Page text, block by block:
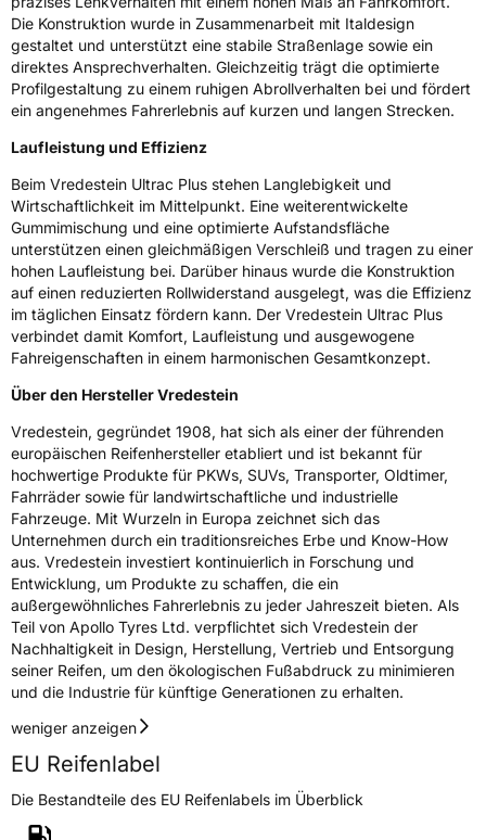
3PMSF / Schneeflockensymbol / Alpine-SymbolNein
EPREL ID2201354
Allgemeine Produktsicherheit (GPSR)
HerstellerkontaktApollo Tyres NL B.V., Ir. E.L.C. Schiffstraat
370 7547 RD Enschede Niederlande,
www.apollotyres.com
Die Konstruktion wurde in Zusammenarbeit mit Italdesign
gestaltet und unterstützt eine stabile Straßenlage sowie ein
direktes Ansprechverhalten. Gleichzeitig trägt die optimierte
Profilgestaltung zu einem ruhigen Abrollverhalten bei und fördert
ein angenehmes Fahrerlebnis auf kurzen und langen Strecken.
Laufleistung und Effizienz
Beim Vredestein Ultrac Plus stehen Langlebigkeit und
Wirtschaftlichkeit im Mittelpunkt. Eine weiterentwickelte
Gummimischung und eine optimierte Aufstandsfläche
unterstützen einen gleichmäßigen Verschleiß und tragen zu einer
hohen Laufleistung bei. Darüber hinaus wurde die Konstruktion
auf einen reduzierten Rollwiderstand ausgelegt, was die Effizienz
im täglichen Einsatz fördern kann. Der Vredestein Ultrac Plus
verbindet damit Komfort, Laufleistung und ausgewogene
Fahreigenschaften in einem harmonischen Gesamtkonzept.
Über den Hersteller Vredestein
Vredestein, gegründet 1908, hat sich als einer der führenden
europäischen Reifenhersteller etabliert und ist bekannt für
hochwertige Produkte für PKWs, SUVs, Transporter, Oldtimer,
Fahrräder sowie für landwirtschaftliche und industrielle
Fahrzeuge. Mit Wurzeln in Europa zeichnet sich das
Unternehmen durch ein traditionsreiches Erbe und Know-How
aus. Vredestein investiert kontinuierlich in Forschung und
Entwicklung, um Produkte zu schaffen, die ein
außergewöhnliches Fahrerlebnis zu jeder Jahreszeit bieten. Als
Teil von Apollo Tyres Ltd. verpflichtet sich Vredestein der
Nachhaltigkeit in Design, Herstellung, Vertrieb und Entsorgung
seiner Reifen, um den ökologischen Fußabdruck zu minimieren
und die Industrie für künftige Generationen zu erhalten.
weniger anzeigen
EU Reifenlabel
Die Bestandteile des EU Reifenlabels im Überblick